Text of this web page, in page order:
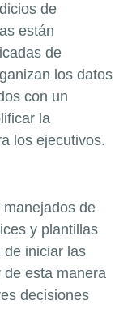
de
están
de
los datos
con un
la
los ejecutivos.
de
y plantillas
de iniciar las
esta manera
decisiones